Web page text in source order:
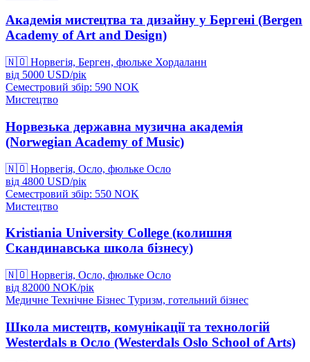
Академія мистецтва та дизайну у Бергені (Bergen
Academy of Art and Design)
🇳🇴 Норвегія, Берген, фюльке Хордаланн
від 5000 USD/рік
Семестровий збір: 590 NOK
Мистецтво
Норвезька державна музична академія
(Norwegian Academy of Music)
🇳🇴 Норвегія, Осло, фюльке Осло
від 4800 USD/рік
Семестровий збір: 550 NOK
Мистецтво
Kristiania University College (колишня
Скандинавська школа бізнесу)
🇳🇴 Норвегія, Осло, фюльке Осло
від 82000 NOK/рік
Медичне Технічне Бізнес Туризм, готельний бізнес
Школа мистецтв, комунікації та технологій
Westerdals в Осло (Westerdals Oslo School of Arts)